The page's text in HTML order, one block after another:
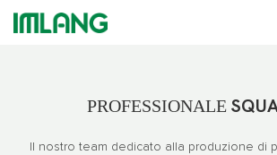
PROFESSIONALE
Il nostro team dedicato alla produzione di